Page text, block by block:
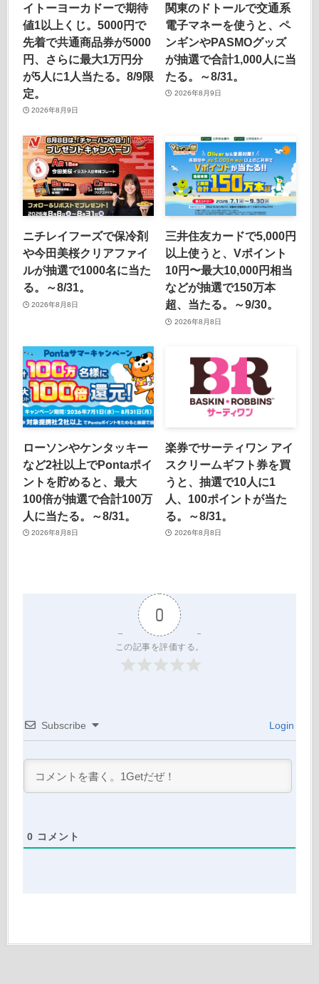
イトーヨーカドーで期待
値1以上くじ。5000円で
先着で共通商品券が5000
円、さらに最大1万円分
が5人に1人当たる。8/9限
定。
2026年8月9日
関東のドトールで交通系
電子マネーを使うと、ペ
ンギンやPASMOグッズ
が抽選で合計1,000人に当
たる。～8/31。
2026年8月9日
ニチレイフーズで保冷剤
や今田美桜クリアファイ
ルが抽選で1000名に当た
る。～8/31。
2026年8月8日
三井住友カードで5,000円
以上使うと、Vポイント
10円〜最大10,000円相当
などが抽選で150万本
超、当たる。～9/30。
2026年8月8日
ローソンやケンタッキー
など2社以上でPontaポイ
ントを貯めると、最大
100倍が抽選で合計100万
人に当たる。～8/31。
2026年8月8日
楽券でサーティワン アイ
スクリームギフト券を買
うと、抽選で10人に1
人、100ポイントが当た
る。～8/31。
2026年8月8日
0
この記事を評価する。
Subscribe Login
0 コメント